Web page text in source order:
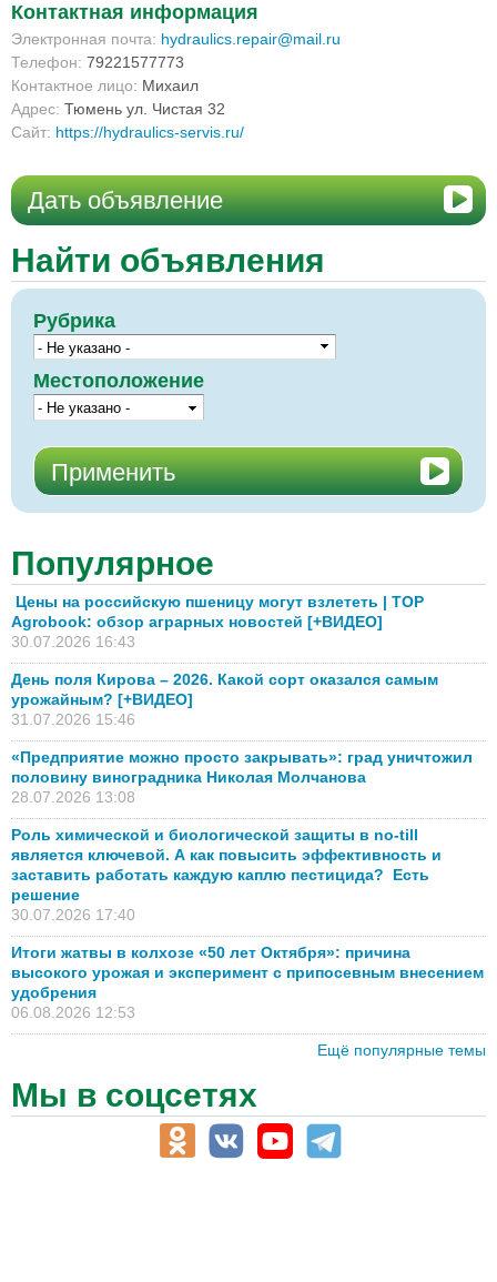
Контактная информация
Электронная почта: hydraulics.repair@mail.ru
Телефон: 79221577773
Контактное лицо: Михаил
Адрес: Тюмень ул. Чистая 32
Сайт: https://hydraulics-servis.ru/
Дать объявление
Найти объявления
Рубрика
Местоположение
Популярное
Цены на российскую пшеницу могут взлететь | TOP
Agrobook: обзор аграрных новостей [+ВИДЕО]
30.07.2026 16:43
День поля Кирова – 2026. Какой сорт оказался самым
урожайным? [+ВИДЕО]
31.07.2026 15:46
«Предприятие можно просто закрывать»: град уничтожил
половину виноградника Николая Молчанова
28.07.2026 13:08
Роль химической и биологической защиты в no-till
является ключевой. А как повысить эффективность и
заставить работать каждую каплю пестицида? Есть
решение
30.07.2026 17:40
Итоги жатвы в колхозе «50 лет Октября»: причина
высокого урожая и эксперимент с припосевным внесением
удобрения
06.08.2026 12:53
Ещё популярные темы
Мы в соцсетях